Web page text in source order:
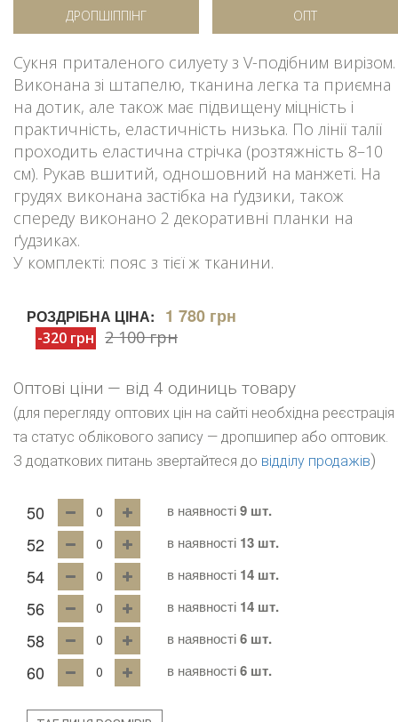
ДРОПШІППІНГ ОПТ
Сукня приталеного силуету з V-подібним вирізом.
Виконана зі штапелю, тканина легка та приємна
на дотик, але також має підвищену міцність і
практичність, еластичність низька. По лінії талії
проходить еластична стрічка (розтяжність 8–10
см). Рукав вшитий, одношовний на манжеті. На
грудях виконана застібка на ґудзики, також
спереду виконано 2 декоративні планки на
ґудзиках.
У комплекті: пояс з тієї ж тканини.
РОЗДРІБНА ЦІНА: 1 780 грн
-320 грн 2 100 грн
Оптові ціни — від 4 одиниць товару
(для перегляду оптових цін на сайті необхідна реєстрація
та статус облікового запису — дропшипер або оптовик.
З додаткових питань звертайтеся до відділу продажів)
50 в наявності9 шт.
52 в наявності 13 шт.
54 в наявності 14 шт.
56 в наявності 14 шт.
58 в наявності6 шт.
60 в наявності6 шт.